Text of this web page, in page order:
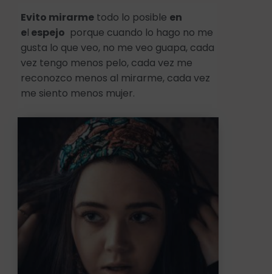
Evito mirarme todo lo posible en
el espejo porque cuando lo hago no me
gusta lo que veo, no me veo guapa, cada
vez tengo menos pelo, cada vez me
reconozco menos al mirarme, cada vez
me siento menos mujer.